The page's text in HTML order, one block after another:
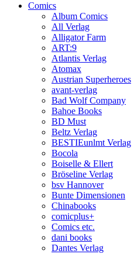
Comics
Album Comics
All Verlag
Alligator Farm
ART:9
Atlantis Verlag
Atomax
Austrian Superheroes
avant-verlag
Bad Wolf Company
Bahoe Books
BD Must
Beltz Verlag
BESTIEunlmt Verlag
Bocola
Boiselle & Ellert
Bröseline Verlag
bsv Hannover
Bunte Dimensionen
Chinabooks
comicplus+
Comics etc.
dani books
Dantes Verlag